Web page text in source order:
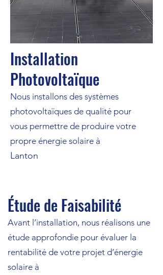
Installation
Photovoltaïque
Nous installons des systèmes
photovoltaïques de qualité pour
vous permettre de produire votre
propre énergie solaire à
Lanton
Étude de Faisabilité
Avant l’installation, nous réalisons une
étude approfondie pour évaluer la
rentabilité de votre projet d’énergie
solaire à